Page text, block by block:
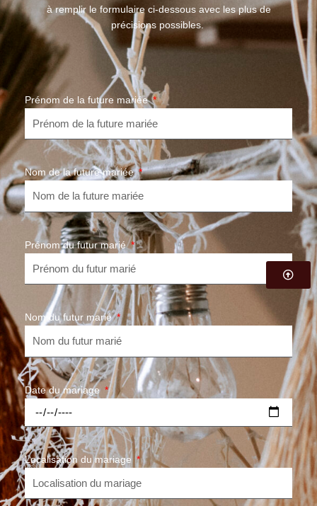
à remplir le formulaire ci-dessous avec les plus de
précisions possibles.
Prénom de la future mariée
Nom de la future mariée
Prénom du futur marié
Nom du futur marié
Date du mariage
Localisation du mariage